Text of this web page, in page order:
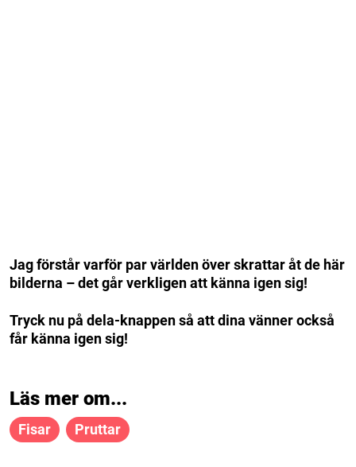
Jag förstår varför par världen över skrattar åt de här
bilderna – det går verkligen att känna igen sig!
Tryck nu på dela-knappen så att dina vänner också
får känna igen sig!
Läs mer om...
Fisar Pruttar